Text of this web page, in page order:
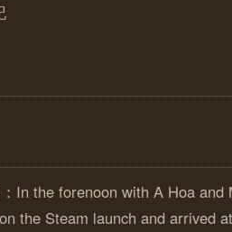
In the forenoon with A Hoa and
the Steam launch and arrived